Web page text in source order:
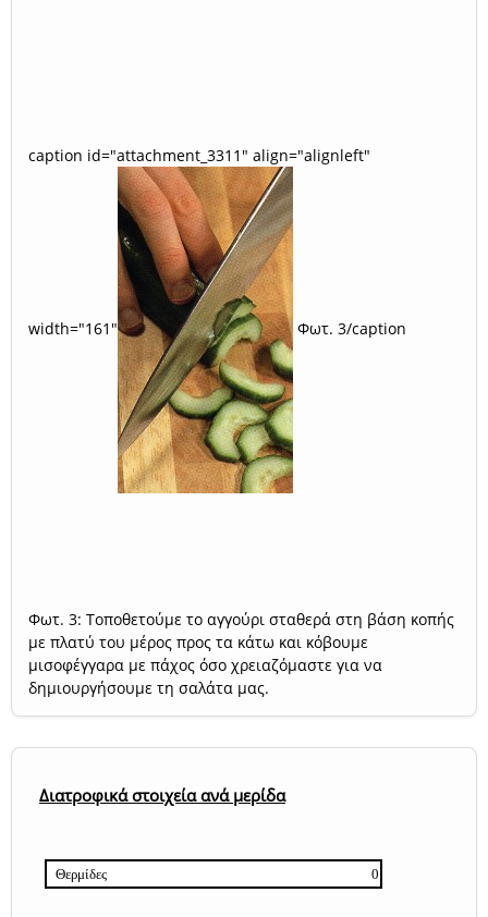
caption id="attachment_3311" align="alignleft"
width="161" Φωτ. 3/caption
Φωτ. 3: Τοποθετούμε το αγγούρι σταθερά στη βάση κοπής
με πλατύ του μέρος προς τα κάτω και κόβουμε
μισοφέγγαρα με πάχος όσο χρειαζόμαστε για να
δημιουργήσουμε τη σαλάτα μας.
Διατροφικά στοιχεία ανά μερίδα
Θερμίδες 0